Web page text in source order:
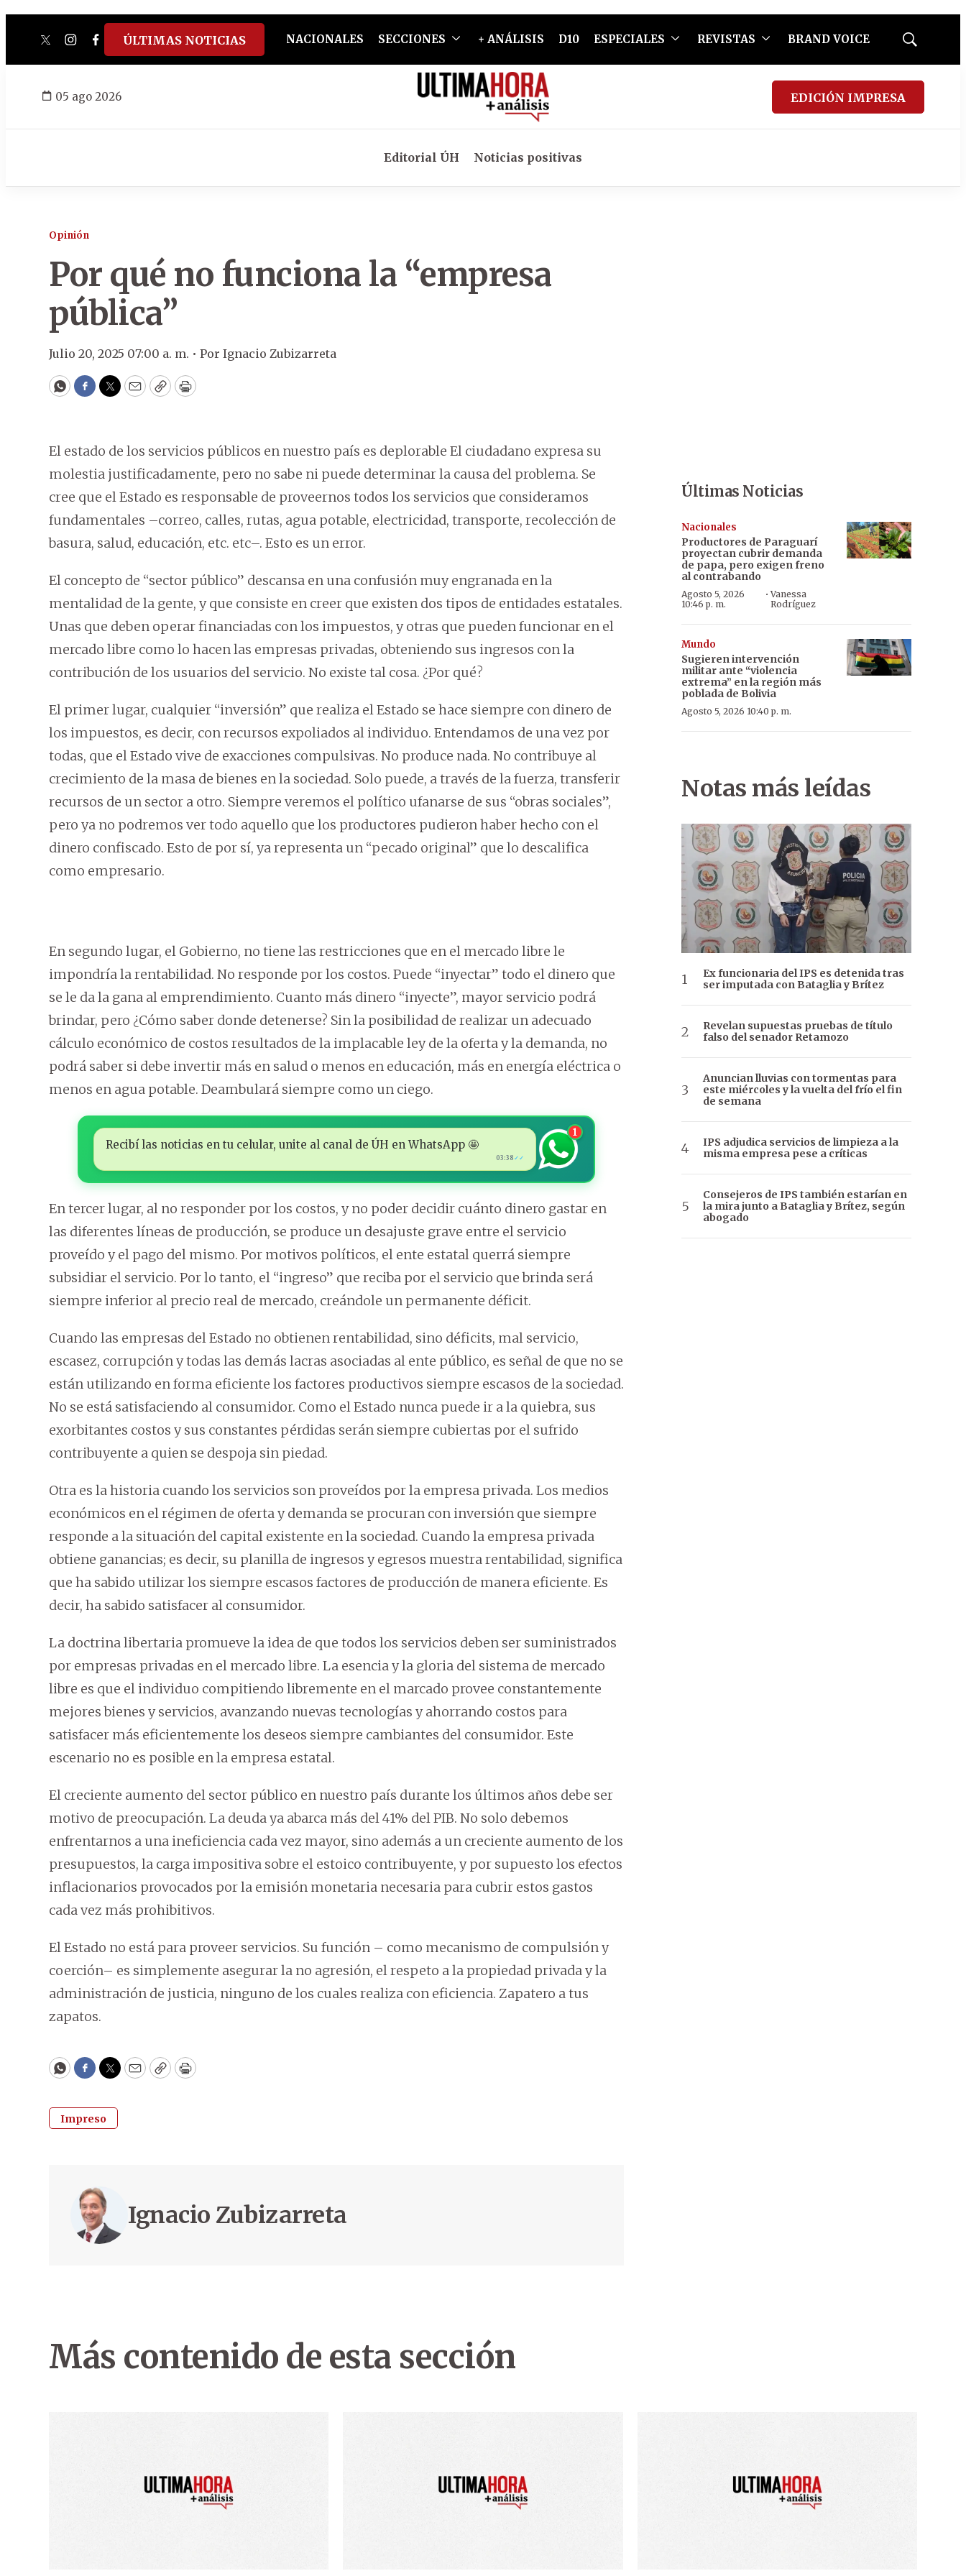
twitterinstagram
facebook
tiktokyoutube
spotify
ÚLTIMAS NOTICIAS NACIONALES SECCIONES + ANÁLISIS D10 ESPECIALES REVISTAS BRAND VOICE
Mostrar
05 ago 2026 EDICIÓN IMPRESA
Editorial ÚH Noticias positivas
Opinión
Por qué no funciona la “empresa
pública”
Julio 20, 2025 07:00 a. m. • Por Ignacio Zubizarreta
WhatsApp
Facebook
Twitter
EmailCopyPrint
El estado de los servicios públicos en nuestro país es deplorable El ciudadano expresa su
molestia justificadamente, pero no sabe ni puede determinar la causa del problema. Se
cree que el Estado es responsable de proveernos todos los servicios que consideramos
fundamentales –correo, calles, rutas, agua potable, electricidad, transporte, recolección de
basura, salud, educación, etc. etc–. Esto es un error.
El concepto de “sector público” descansa en una confusión muy engranada en la
mentalidad de la gente, y que consiste en creer que existen dos tipos de entidades estatales.
Unas que deben operar financiadas con los impuestos, y otras que pueden funcionar en el
mercado libre como lo hacen las empresas privadas, obteniendo sus ingresos con la
contribución de los usuarios del servicio. No existe tal cosa. ¿Por qué?
El primer lugar, cualquier “inversión” que realiza el Estado se hace siempre con dinero de
los impuestos, es decir, con recursos expoliados al individuo. Entendamos de una vez por
todas, que el Estado vive de exacciones compulsivas. No produce nada. No contribuye al
crecimiento de la masa de bienes en la sociedad. Solo puede, a través de la fuerza, transferir
recursos de un sector a otro. Siempre veremos el político ufanarse de sus “obras sociales”,
pero ya no podremos ver todo aquello que los productores pudieron haber hecho con el
dinero confiscado. Esto de por sí, ya representa un “pecado original” que lo descalifica
como empresario.
En segundo lugar, el Gobierno, no tiene las restricciones que en el mercado libre le
impondría la rentabilidad. No responde por los costos. Puede “inyectar” todo el dinero que
se le da la gana al emprendimiento. Cuanto más dinero “inyecte”, mayor servicio podrá
brindar, pero ¿Cómo saber donde detenerse? Sin la posibilidad de realizar un adecuado
cálculo económico de costos resultados de la implacable ley de la oferta y la demanda, no
podrá saber si debe invertir más en salud o menos en educación, más en energía eléctrica o
menos en agua potable. Deambulará siempre como un ciego.
Recibí las noticias en tu celular, unite al canal de ÚH en WhatsApp 🤩
03:38 ✓✓
1
En tercer lugar, al no responder por los costos, y no poder decidir cuánto dinero gastar en
las diferentes líneas de producción, se produce un desajuste grave entre el servicio
proveído y el pago del mismo. Por motivos políticos, el ente estatal querrá siempre
subsidiar el servicio. Por lo tanto, el “ingreso” que reciba por el servicio que brinda será
siempre inferior al precio real de mercado, creándole un permanente déficit.
Cuando las empresas del Estado no obtienen rentabilidad, sino déficits, mal servicio,
escasez, corrupción y todas las demás lacras asociadas al ente público, es señal de que no se
están utilizando en forma eficiente los factores productivos siempre escasos de la sociedad.
No se está satisfaciendo al consumidor. Como el Estado nunca puede ir a la quiebra, sus
exorbitantes costos y sus constantes pérdidas serán siempre cubiertas por el sufrido
contribuyente a quien se despoja sin piedad.
Otra es la historia cuando los servicios son proveídos por la empresa privada. Los medios
económicos en el régimen de oferta y demanda se procuran con inversión que siempre
responde a la situación del capital existente en la sociedad. Cuando la empresa privada
obtiene ganancias; es decir, su planilla de ingresos y egresos muestra rentabilidad, significa
que ha sabido utilizar los siempre escasos factores de producción de manera eficiente. Es
decir, ha sabido satisfacer al consumidor.
La doctrina libertaria promueve la idea de que todos los servicios deben ser suministrados
por empresas privadas en el mercado libre. La esencia y la gloria del sistema de mercado
libre es que el individuo compitiendo libremente en el marcado provee constantemente
mejores bienes y servicios, avanzando nuevas tecnologías y ahorrando costos para
satisfacer más eficientemente los deseos siempre cambiantes del consumidor. Este
escenario no es posible en la empresa estatal.
El creciente aumento del sector público en nuestro país durante los últimos años debe ser
motivo de preocupación. La deuda ya abarca más del 41% del PIB. No solo debemos
enfrentarnos a una ineficiencia cada vez mayor, sino además a un creciente aumento de los
presupuestos, la carga impositiva sobre el estoico contribuyente, y por supuesto los efectos
inflacionarios provocados por la emisión monetaria necesaria para cubrir estos gastos
cada vez más prohibitivos.
El Estado no está para proveer servicios. Su función – como mecanismo de compulsión y
coerción– es simplemente asegurar la no agresión, el respeto a la propiedad privada y la
administración de justicia, ninguno de los cuales realiza con eficiencia. Zapatero a tus
zapatos.
WhatsApp
Facebook
Twitter
EmailCopyPrint
Impreso
Ignacio Zubizarreta
Últimas Noticias
Nacionales
Productores de Paraguarí
proyectan cubrir demanda
de papa, pero exigen freno
al contrabando
Agosto 5, 2026
10:46 p. m.
·Vanessa
Rodríguez
Mundo
Sugieren intervención
militar ante “violencia
extrema” en la región más
poblada de Bolivia
Agosto 5, 2026 10:40 p. m.
Notas más leídas
Ex funcionaria del IPS es detenida tras
ser imputada con Bataglia y Brítez
Revelan supuestas pruebas de título
falso del senador Retamozo
Anuncian lluvias con tormentas para
este miércoles y la vuelta del frío el fin
de semana
IPS adjudica servicios de limpieza a la
misma empresa pese a críticas
Consejeros de IPS también estarían en
la mira junto a Bataglia y Brítez, según
abogado
Más contenido de esta sección